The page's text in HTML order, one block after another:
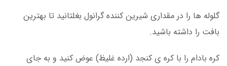
گلوله ها را در مقداری شیرین کننده گرانول بغلتانید تا بهترین
بافت را داشته باشید.
کره بادام را با کره ی کنجد (ارده غلیظ) عوض کنید و به جای